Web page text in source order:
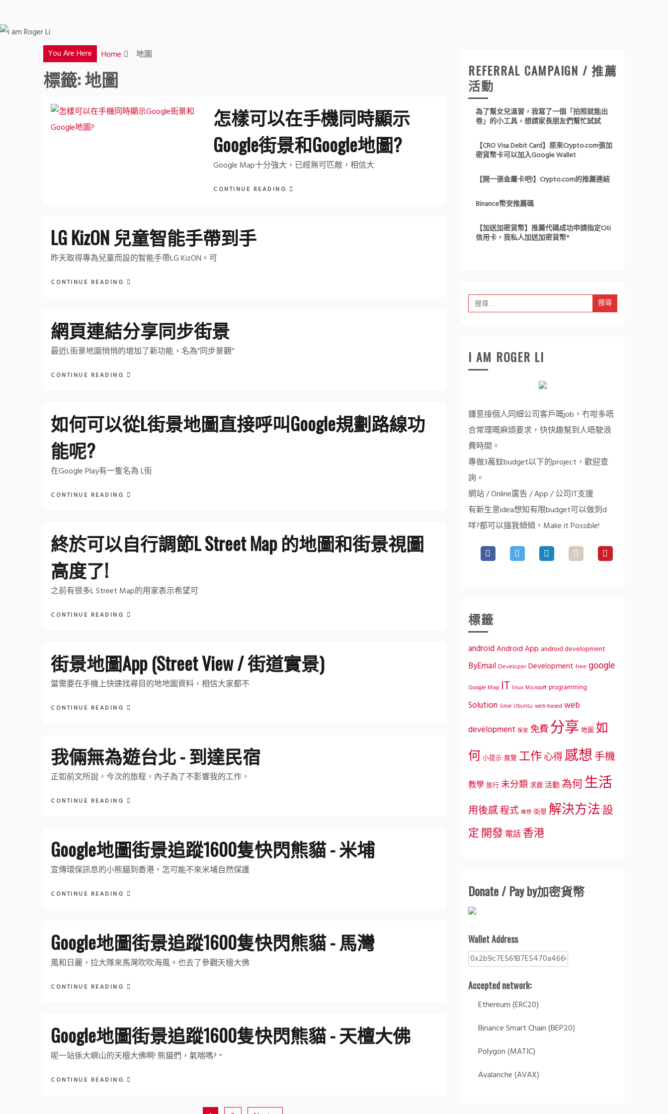
You Are Here Home 地圖
標籤:地圖
怎樣可以在手機同時顯示
Google街景和Google地圖?
Google Map十分強大，已經無可匹敵，相信大
CONTINUE READING
LG KizON 兒童智能手帶到手
昨天取得專為兒童而設的智能手帶LG KizON。可
CONTINUE READING
網頁連結分享同步街景
最近L街景地圖悄悄的增加了新功能，名為”同步景觀”
CONTINUE READING
如何可以從L街景地圖直接呼叫Google規劃路線功
能呢?
在Google Play有一隻名為 L街
CONTINUE READING
終於可以自行調節L Street Map 的地圖和街景視圖
高度了!
之前有很多L Street Map的用家表示希望可
CONTINUE READING
街景地圖App (Street View / 街道實景)
當需要在手機上快速找尋目的地地圖資料，相信大家都不
CONTINUE READING
我倆無為遊台北 - 到達民宿
正如前文所說，今次的旅程，內子為了不影響我的工作，
CONTINUE READING
Google地圖街景追蹤1600隻快閃熊貓 - 米埔
宣傳環保訊息的小熊貓到香港，怎可能不來米埔自然保護
CONTINUE READING
Google地圖街景追蹤1600隻快閃熊貓 - 馬灣
風和日麗，拉大隊來馬灣吹吹海風。也去了參觀天檀大佛
CONTINUE READING
Google地圖街景追蹤1600隻快閃熊貓 - 天檀大佛
呢一站係大嶼山的天檀大佛啊! 熊貓們，氣喘嗎? ^
CONTINUE READING
REFERRAL CAMPAIGN / 推薦
活動
為了幫女兒溫習，我寫了一個「拍照就能出
卷」的小工具，想請家長朋友們幫忙試試
【CRO Visa Debit Card】原來Crypto.com張加
密貨幣卡可以加入Google Wallet
【開一張金屬卡吧!】Crypto.com的推薦連結
Binance幣安推薦碼
【加送加密貨幣】推薦代碼成功申請指定Citi
信用卡，我私人加送加密貨幣*
Search
for:
I AM ROGER LI
鍾意接個人同細公司客戶嘅job，冇咁多唔
合常理嘅麻煩要求，快快趣幫到人唔駛浪
費時間。
專做3萬蚊budget以下的project，歡迎查
詢。
網站 / Online廣告 / App / 公司IT支援
有新生意idea想知有限budget可以做到d
咩?都可以搵我傾傾，Make it Possible!
標籤
android Android App android development
ByEmail Developer Development free google
Google Map IT linux Microsoft programming
Solution Solve Ubuntu web-based web
development 保安 免費分享 地圖 如
何 小提示 展覽 工作心得感想手機
教學 旅行 未分類求救活動 為何生活
用後感程式 維修 街景 解決方法 設
定 開發電話香港
Donate / Pay by加密貨幣
Wallet Address
Accepted network:
Ethereum (ERC20)
Binance Smart Chain (BEP20)
Polygon (MATIC)
Avalanche (AVAX)